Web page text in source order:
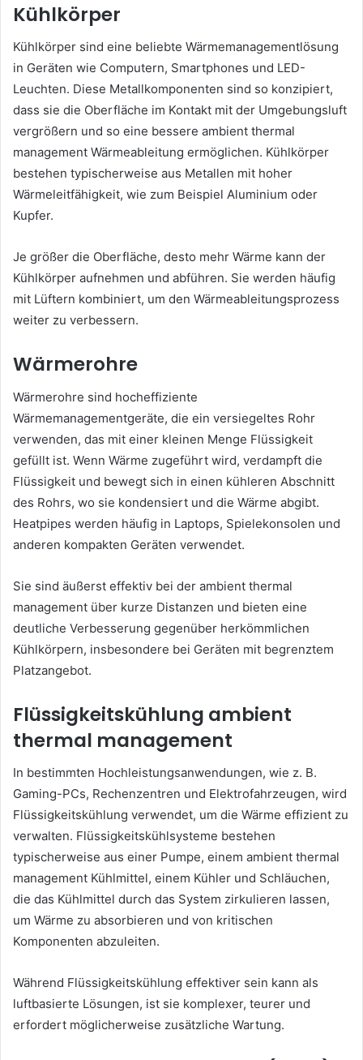
Kühlkörper
Kühlkörper sind eine beliebte Wärmemanagementlösung
in Geräten wie Computern, Smartphones und LED-
Leuchten. Diese Metallkomponenten sind so konzipiert,
dass sie die Oberfläche im Kontakt mit der Umgebungsluft
vergrößern und so eine bessere ambient thermal
management Wärmeableitung ermöglichen. Kühlkörper
bestehen typischerweise aus Metallen mit hoher
Wärmeleitfähigkeit, wie zum Beispiel Aluminium oder
Kupfer.
Je größer die Oberfläche, desto mehr Wärme kann der
Kühlkörper aufnehmen und abführen. Sie werden häufig
mit Lüftern kombiniert, um den Wärmeableitungsprozess
weiter zu verbessern.
Wärmerohre
Wärmerohre sind hocheffiziente
Wärmemanagementgeräte, die ein versiegeltes Rohr
verwenden, das mit einer kleinen Menge Flüssigkeit
gefüllt ist. Wenn Wärme zugeführt wird, verdampft die
Flüssigkeit und bewegt sich in einen kühleren Abschnitt
des Rohrs, wo sie kondensiert und die Wärme abgibt.
Heatpipes werden häufig in Laptops, Spielekonsolen und
anderen kompakten Geräten verwendet.
Sie sind äußerst effektiv bei der ambient thermal
management über kurze Distanzen und bieten eine
deutliche Verbesserung gegenüber herkömmlichen
Kühlkörpern, insbesondere bei Geräten mit begrenztem
Platzangebot.
Flüssigkeitskühlung ambient
thermal management
In bestimmten Hochleistungsanwendungen, wie z. B.
Gaming-PCs, Rechenzentren und Elektrofahrzeugen, wird
Flüssigkeitskühlung verwendet, um die Wärme effizient zu
verwalten. Flüssigkeitskühlsysteme bestehen
typischerweise aus einer Pumpe, einem ambient thermal
management Kühlmittel, einem Kühler und Schläuchen,
die das Kühlmittel durch das System zirkulieren lassen,
um Wärme zu absorbieren und von kritischen
Komponenten abzuleiten.
Während Flüssigkeitskühlung effektiver sein kann als
luftbasierte Lösungen, ist sie komplexer, teurer und
erfordert möglicherweise zusätzliche Wartung.